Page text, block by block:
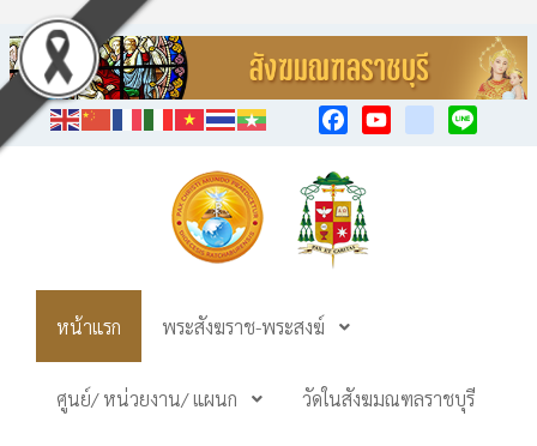
หน้าแรก พระสังฆราช-พระสงฆ์
ศูนย์/ หน่วยงาน/ แผนก วัดในสังฆมณฑลราชบุรี